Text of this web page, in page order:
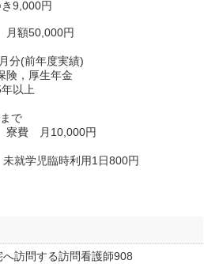
9,000円
額50,000円
(前年度実績)
険，厚生年金
以上
で
寮費 月10,000円
就学児臨時利用1日800円
訪問する訪問看護師908